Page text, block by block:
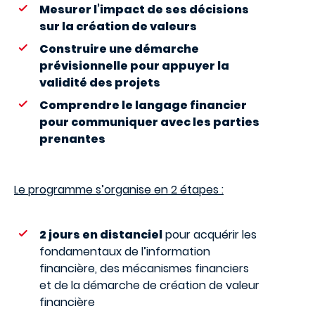
Mesurer l’impact de ses décisions
sur la création de valeurs
Construire une démarche
prévisionnelle pour appuyer la
validité des projets
Comprendre le langage financier
pour communiquer avec les parties
prenantes
Le programme s’organise en 2 étapes :
2 jours en distancielpour acquérir les
fondamentaux de l’information
financière, des mécanismes financiers
et de la démarche de création de valeur
financière